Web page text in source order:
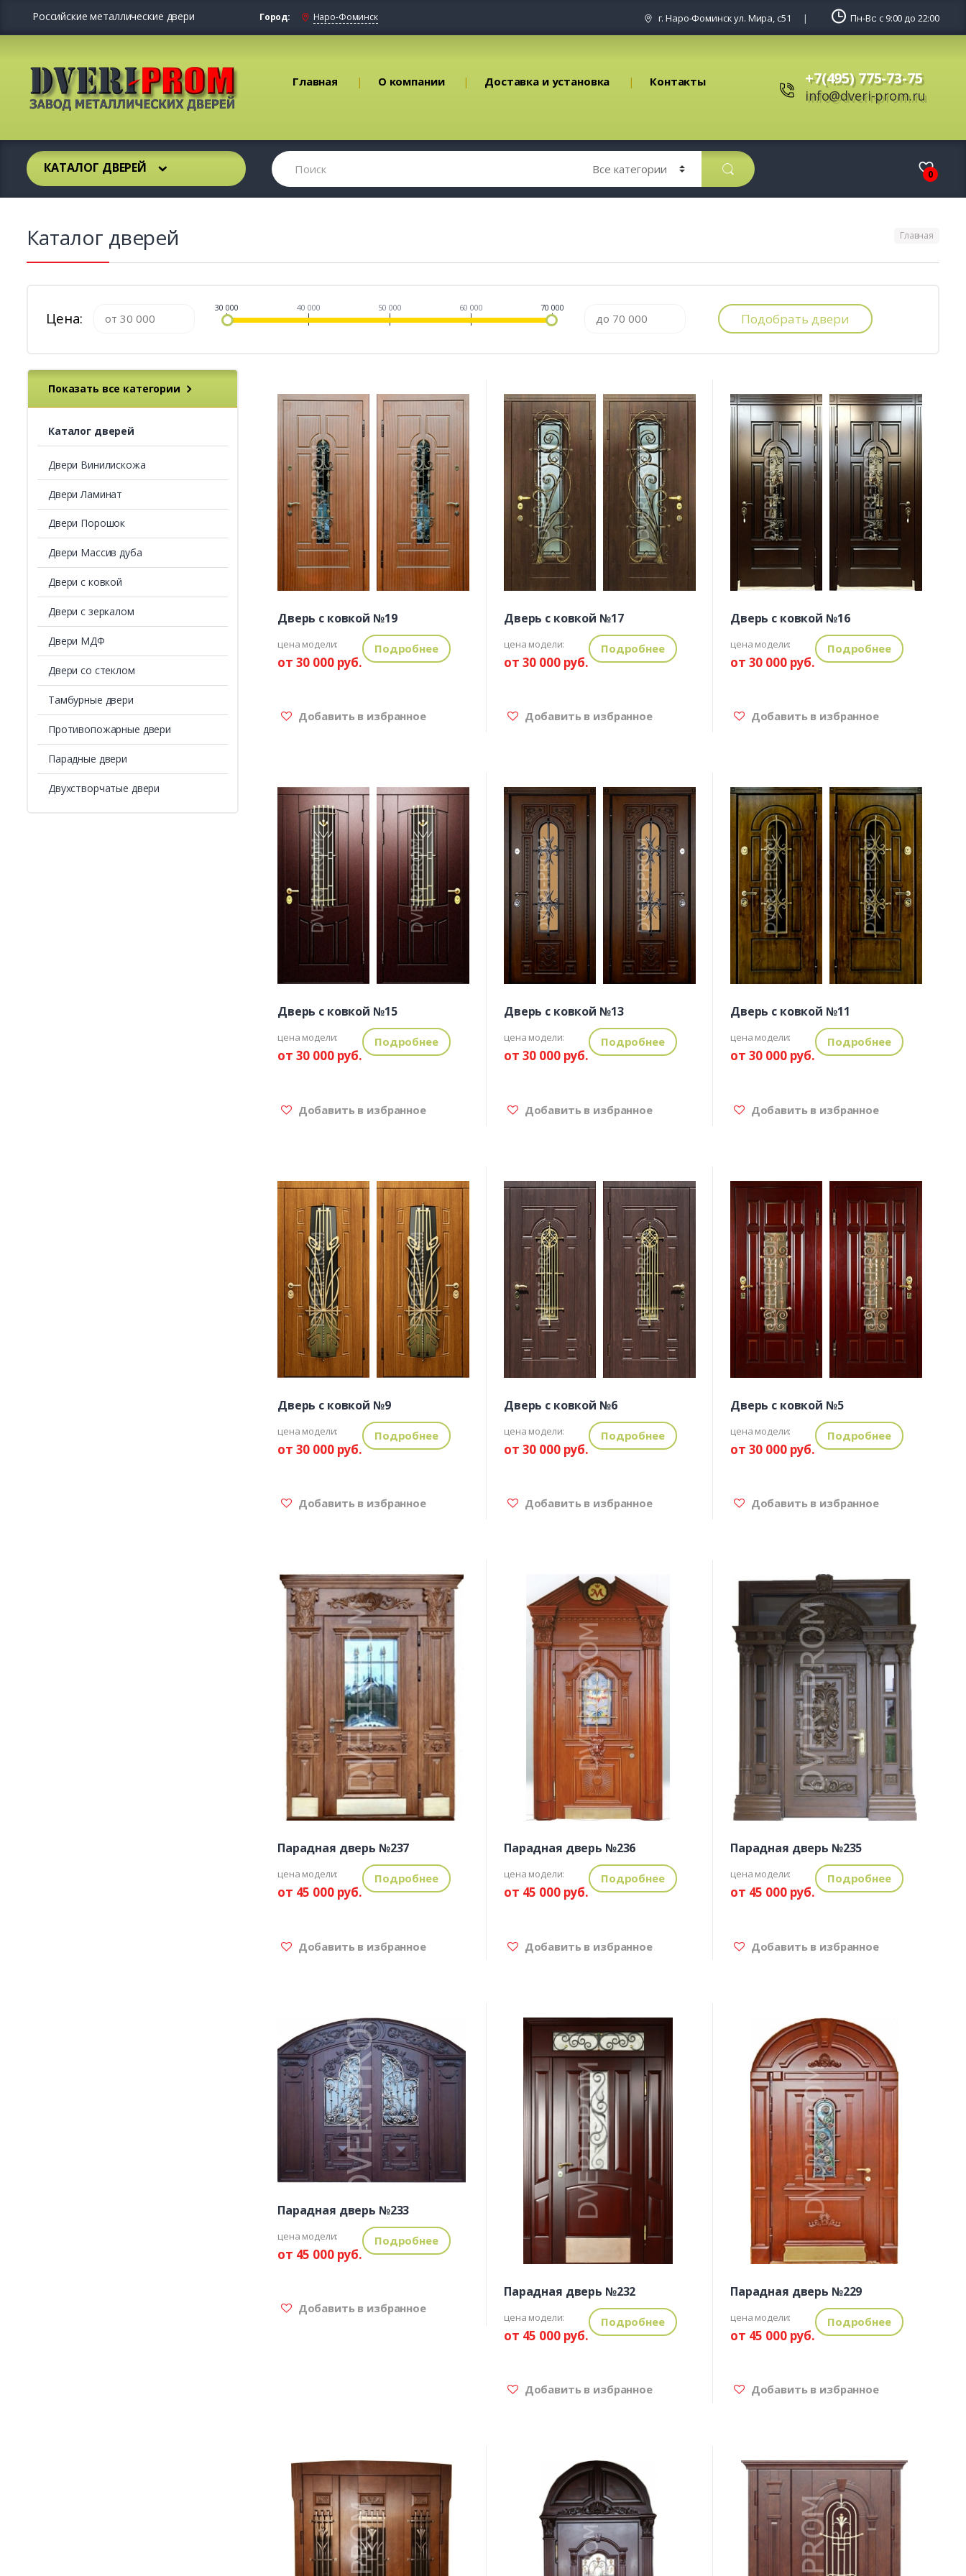
Российские металлические двери Город: Наро-Фоминск г. Наро-Фоминск ул. Мира, с51 Пн-Вс: с 9:00 до 22:00
Главная О компании Доставка и установка Контакты +7(495) 775-73-75
info@dveri-prom.ru
КАТАЛОГ ДВЕРЕЙ 0
Главная
Каталог дверей
Цена:
30 000 40 000 50 000 60 000 70 000
Показать все категории
Каталог дверей
Двери Винилискожа
Двери Ламинат
Двери Порошок
Двери Массив дуба
Двери с ковкой
Двери с зеркалом
Двери МДФ
Двери со стеклом
Тамбурные двери
Противопожарные двери
Парадные двери
Двухстворчатые двери
Дверь с ковкой №19
цена модели:
от 30 000 руб.
Подробнее
Добавить в избранное
Дверь с ковкой №17
цена модели:
от 30 000 руб.
Подробнее
Добавить в избранное
Дверь с ковкой №16
цена модели:
от 30 000 руб.
Подробнее
Добавить в избранное
Дверь с ковкой №15
цена модели:
от 30 000 руб.
Подробнее
Добавить в избранное
Дверь с ковкой №13
цена модели:
от 30 000 руб.
Подробнее
Добавить в избранное
Дверь с ковкой №11
цена модели:
от 30 000 руб.
Подробнее
Добавить в избранное
Дверь с ковкой №9
цена модели:
от 30 000 руб.
Подробнее
Добавить в избранное
Дверь с ковкой №6
цена модели:
от 30 000 руб.
Подробнее
Добавить в избранное
Дверь с ковкой №5
цена модели:
от 30 000 руб.
Подробнее
Добавить в избранное
Парадная дверь №237
цена модели:
от 45 000 руб.
Подробнее
Добавить в избранное
Парадная дверь №236
цена модели:
от 45 000 руб.
Подробнее
Добавить в избранное
Парадная дверь №235
цена модели:
от 45 000 руб.
Подробнее
Добавить в избранное
Парадная дверь №233
цена модели:
от 45 000 руб.
Подробнее
Добавить в избранное
Парадная дверь №232
цена модели:
от 45 000 руб.
Подробнее
Добавить в избранное
Парадная дверь №229
цена модели:
от 45 000 руб.
Подробнее
Добавить в избранное